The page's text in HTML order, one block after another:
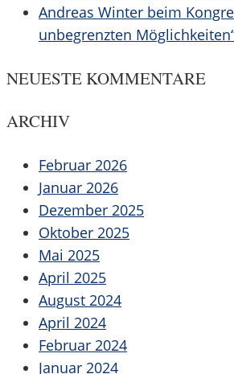
Andreas Winter beim
unbegrenzten
NEUESTE KOMMENTARE
ARCHIV
Februar 2026
Januar 2026
Dezember 2025
Oktober 2025
Mai 2025
April 2025
August 2024
April 2024
Februar 2024
Januar 2024